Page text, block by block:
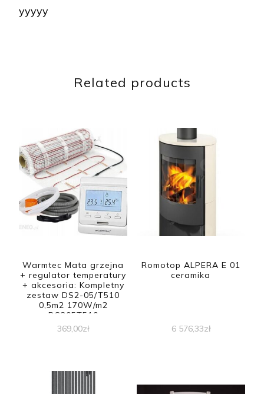
yyyyy
Related products
Warmtec Mata grzejna
+ regulator temperatury
+ akcesoria: Kompletny
zestaw DS2-05/T510
0,5m2 170W/m2
DS205T510
369,00zł
Romotop ALPERA E 01
ceramika
6 576,33zł